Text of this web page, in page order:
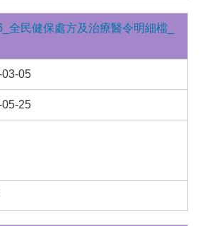
全民健保處方及治療醫令明細檔_
03-05
05-25